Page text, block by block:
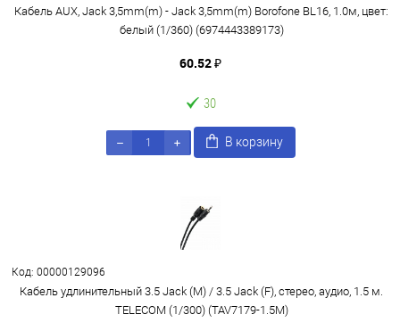
Кабель AUX, Jack 3,5mm(m) - Jack 3,5mm(m) Borofone BL16, 1.0м, цвет:
белый (1/360) (6974443389173)
60.52 ₽
30
В корзину
Код: 00000129096
Кабель удлинительный 3.5 Jack (M) / 3.5 Jack (F), стерео, аудио, 1.5 м.
TELECOM (1/300) (TAV7179-1.5M)